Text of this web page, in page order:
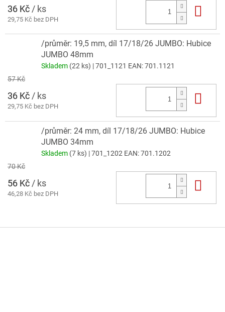
36 Kč / ks
29,75 Kč bez DPH
/průměr: 19,5 mm, díl 17/18/26 JUMBO: Hubice
JUMBO 48mm
Skladem (22 ks) | 701_1121 EAN:701.1121
57 Kč
36 Kč/ ks
29,75 Kč bez DPH
/průměr: 24 mm, díl 17/18/26 JUMBO: Hubice
JUMBO 34mm
Skladem (7 ks) | 701_1202 EAN:701.1202
70 Kč
56 Kč / ks
46,28 Kč bez DPH